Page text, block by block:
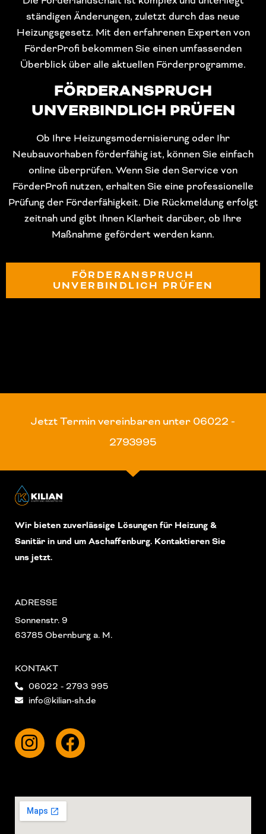
ständigen Änderungen, zuletzt durch das neue
Heizungsgesetz. Mit den erfahrenen Experten von
FörderProfi bekommen Sie einen umfassenden
Überblick über alle aktuellen Förderprogramme.
FÖRDERANSPRUCH
UNVERBINDLICH PRÜFEN
Ob Ihre Heizungsmodernisierung oder Ihr
Neubauvorhaben förderfähig ist, können Sie einfach
online überprüfen. Wenn Sie den Service von
FörderProfi nutzen, erhalten Sie eine professionelle
Prüfung der Förderfähigkeit. Die Rückmeldung erfolgt
zeitnah und gibt Ihnen Klarheit darüber, ob Ihre
Maßnahme gefördert werden kann.
FÖRDERANSPRUCH
UNVERBINDLICH PRÜFEN
Jetzt Termin vereinbaren unter 06022 -
2793995
Wir bieten zuverlässige Lösungen für Heizung &
Sanitär in und um Aschaffenburg. Kontaktieren Sie
uns jetzt.
ADRESSE
Sonnenstr. 9
63785 Obernburg a. M.
KONTAKT
06022 - 2793 995
info@kilian-sh.de